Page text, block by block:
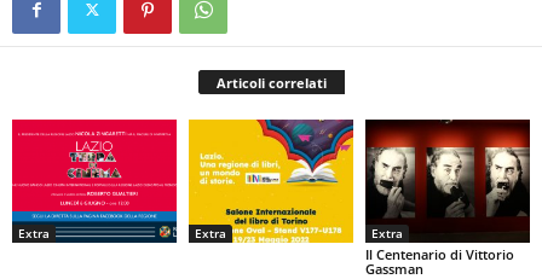
Articoli correlati
Extra Extra Extra
Il Centenario di Vittorio
Gassman